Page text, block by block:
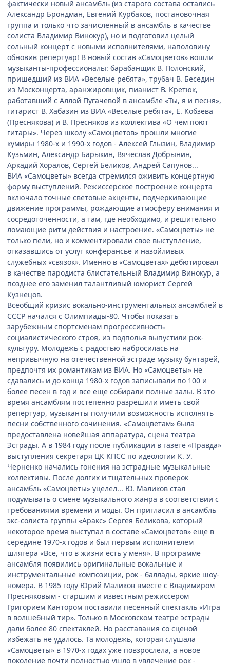
фактически новый ансамбль (из старого состава остались
Александр Брондман, Евгений Курбаков, постановочная
группа и только что зачисленный в ансамбль в качестве
солиста Владимир Винокур), но и подготовил целый
сольный концерт с новыми исполнителями, наполовину
обновив репертуар! В новый состав «Самоцветов» вошли
музыканты-профессионалы: барабанщик В. Полонский,
пришедший из ВИА «Веселые ребята», трубач В. Беседин
из Москонцерта, аранжировщик, пианист В. Кретюк,
работавший с Аллой Пугачевой в ансамбле «Ты, я и песня»,
гитарист В. Хабазин из ВИА «Веселые ребята», Е. Кобзева
(Преснякова) и В. Пресняков из коллектива «О чем поют
гитары». Через школу «Самоцветов» прошли многие
кумиры 1980-х и 1990-х годов - Алексей Глызин, Владимир
Кузьмин, Александр Барыкин, Вячеслав Добрынин,
Аркадий Хоралов, Сергей Беликов, Андрей Сапунов...
ВИА «Самоцветы» всегда стремился оживить концертную
форму выступлений. Режиссерское построение концерта
включало точные световые акценты, подчеркивающие
движение программы, рождающие атмосферу внимания и
сосредоточенности, а там, где необходимо, и решительно
ломающие ритм действия и настроение. «Самоцветы» не
только пели, но и комментировали свое выступление,
отказавшись от услуг конферансье и назойливых
служебных «связок». Именно в «Самоцветах» дебютировал
в качестве пародиста блистательный Владимир Винокур, а
позднее его заменил талантливый юморист Сергей
Кузнецов.
Всеобщий кризис вокально-инструментальных ансамблей в
СССР начался с Олимпиады-80. Чтобы показать
зарубежным спортсменам прогрессивность
социалистического строя, из подполья выпустили рок-
культуру. Молодежь с радостью набросилась на
непривычную на отечественной эстраде музыку бунтарей,
предпочтя их романтикам из ВИА. Но «Самоцветы» не
сдавались и до конца 1980-х годов записывали по 100 и
более песен в год и все еще собирали полные залы. В это
время ансамблям постепенно разрешили иметь свой
репертуар, музыканты получили возможность исполнять
песни собственного сочинения. «Самоцветам» была
предоставлена новейшая аппаратура, сцена театра
Эстрады. А в 1984 году после публикации в газете «Правда»
выступления секретаря ЦК КПСС по идеологии К. У.
Черненко начались гонения на эстрадные музыкальные
коллективы. После долгих и тщательных проверок
ансамбль «Самоцветы» уцелел... Ю. Маликов стал
подумывать о смене музыкального жанра в соответствии с
требованиями времени и моды. Он пригласил в ансамбль
экс-солиста группы «Аракс» Сергея Беликова, который
некоторое время выступал в составе «Самоцветов» еще в
середине 1970-х годов и был первым исполнителем
шлягера «Все, что в жизни есть у меня». В программе
ансамбля появились оригинальные вокальные и
инструментальные композиции, рок - баллады, яркие шоу-
номера. В 1985 году Юрий Маликов вместе с Владимиром
Пресняковым - старшим и известным режиссером
Григорием Кантором поставили песенный спектакль «Игра
в волшебный тир». Только в Московском театре эстрады
дали более 80 спектаклей. Но расставания со сценой
избежать не удалось. Та молодежь, которая слушала
«Самоцветы» в 1970-х годах уже повзрослела, а новое
поколение почти полностью ушло в увлечение рок -